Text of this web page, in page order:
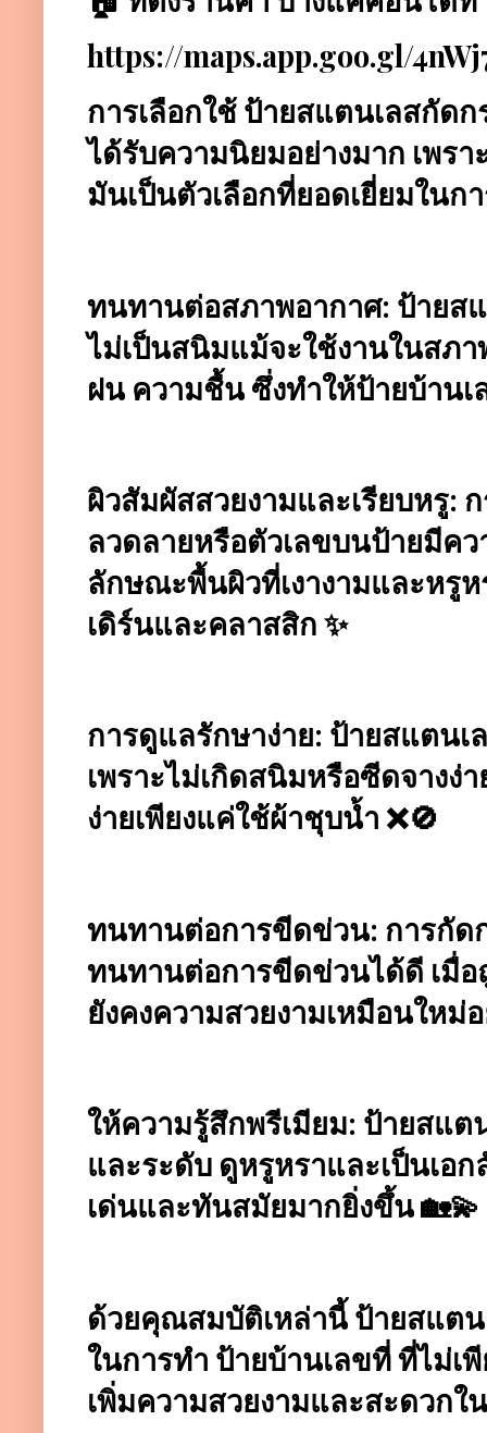
https://maps.app.goo.gl/
การเลือกใช้ ป้ายสแตนเลสกัด
ได้รับความนิยมอย่างมาก เพร
มันเป็นตัวเลือกที่ยอดเยี่ยมในก
ทนทานต่อสภาพอากาศ: ป้ายส
ไม่เป็นสนิมแม้จะใช้งานในสภ
ฝน ความชื้น ซึ่งทำให้ป้ายบ้าน
ผิวสัมผัสสวยงามและเรียบหรู:
ลวดลายหรือตัวเลขบนป้ายมีค
ลักษณะพื้นผิวที่เงางามและหรู
เดิร์นและคลาสสิก ✨
การดูแลรักษาง่าย: ป้ายสแตน
เพราะไม่เกิดสนิมหรือซีดจางง่
ง่ายเพียงแค่ใช้ผ้าชุบน้ำ ❌🚫
ทนทานต่อการขีดข่วน: การกัด
ทนทานต่อการขีดข่วนได้ดี เมื่อ
ยังคงความสวยงามเหมือนใหม่
ให้ความรู้สึกพรีเมียม: ป้ายสแ
และระดับ ดูหรูหราและเป็นเ
เด่นและทันสมัยมากยิ่งขึ้น 🏡💫
ด้วยคุณสมบัติเหล่านี้ ป้ายสแต
ในการทำ ป้ายบ้านเลขที่ ที่ไม่
เพิ่มความสวยงามและสะดวกใ